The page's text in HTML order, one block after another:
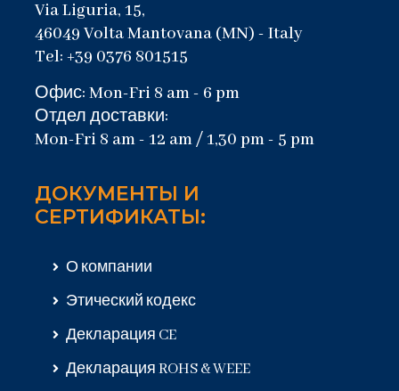
Via Liguria, 15,
46049 Volta Mantovana (MN) - Italy
Tel: +39 0376 801515
Офис: Mon-Fri 8 am - 6 pm
Отдел доставки:
Mon-Fri 8 am - 12 am / 1,30 pm - 5 pm
ДОКУМЕНТЫ И
СЕРТИФИКАТЫ:
О компании
Этический кодекс
Декларация CE
Декларация ROHS & WEEE